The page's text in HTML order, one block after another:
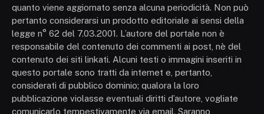
quanto viene aggiornato senza alcuna periodicità. Non può
pertanto considerarsi un prodotto editoriale ai sensi della
legge n° 62 del 7.03.2001. L’autore del portale non è
responsabile del contenuto dei commenti ai post, nè del
contenuto dei siti linkati. Alcuni testi o immagini inseriti in
questo portale sono tratti da internet e, pertanto,
considerati di pubblico dominio; qualora la loro
pubblicazione violasse eventuali diritti d’autore, vogliate
comunicarlo tempestivamente via email. Saranno